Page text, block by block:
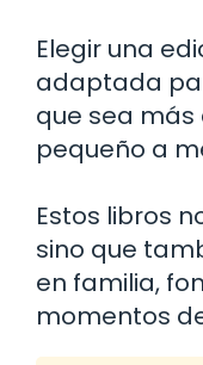
Elegir una
adaptada
que sea
pequeño a
Estos libros
sino que
en familia,
momentos